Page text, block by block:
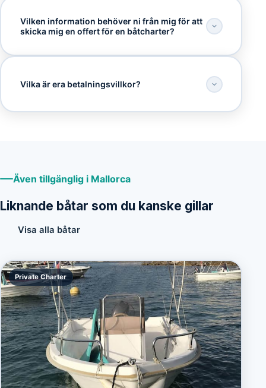
Vilken information behöver ni från mig för att
skicka mig en offert för en båtcharter?
Vilka är era betalningsvillkor?
Även tillgänglig i Mallorca
Liknande båtar som du kanske gillar
Visa alla båtar
Private Charter